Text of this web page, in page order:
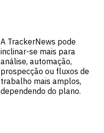
A TrackerNews pode
inclinar-se mais para
análise, automação,
prospecção ou fluxos de
trabalho mais amplos,
dependendo do plano.